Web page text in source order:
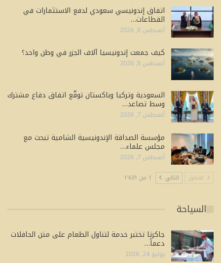
اتفاق إندونيسي سعودي لدفع الاستثمارات في
القطاعات…
أغسطس 8, 2026
كيف جمعت إندونيسيا آلاف الجزر في وطن واحد؟
أغسطس 8, 2026
السعودية وتركيا وباكستان توقّع اتفاق دفاع مشترك
وسط تصاعد…
أغسطس 7, 2026
مؤسسة الصداقة الإندونيسية الشامية تبحث مع
مجلس علماء…
أغسطس 7, 2026
السابق التالي 1 من 1٬631
السياحة
جاكرتا تختبر خدمة لتناول الطعام على متن الحافلات
دعماً…
يوليو 24, 2026